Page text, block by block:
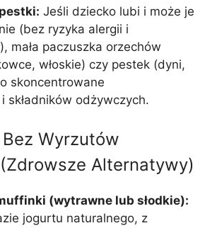
Jeśli dziecko lubi i może je
(bez ryzyka alergii i
mała paczuszka orzechów
włoskie) czy pestek (dyni,
skoncentrowane
składników odżywczych.
Bez Wyrzutów
Alternatywy)
(wytrawne lub słodkie):
jogurtu naturalnego, z